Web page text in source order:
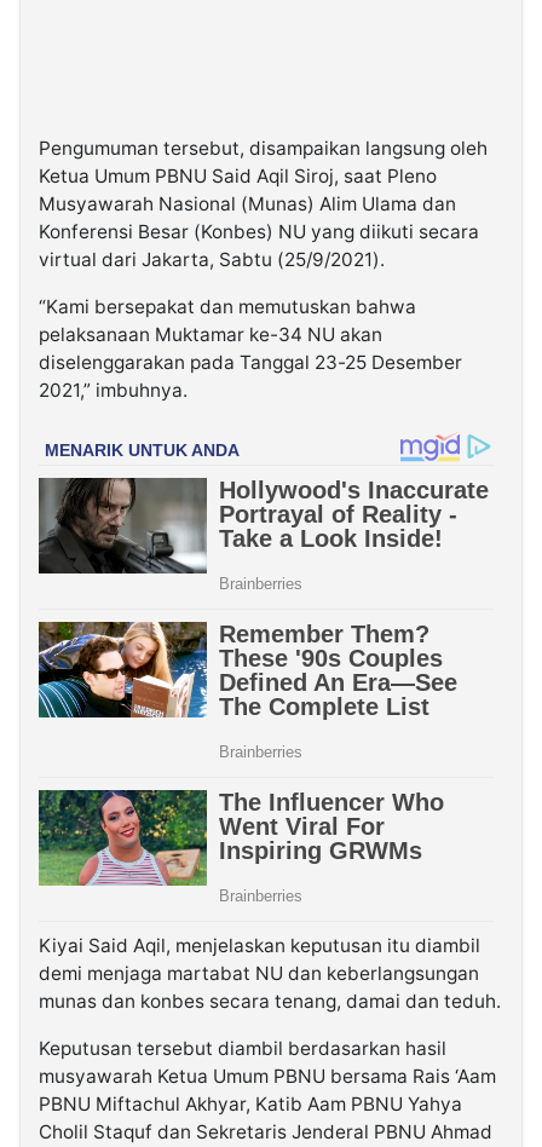
Pengumuman tersebut, disampaikan langsung oleh
Ketua Umum PBNU Said Aqil Siroj, saat Pleno
Musyawarah Nasional (Munas) Alim Ulama dan
Konferensi Besar (Konbes) NU yang diikuti secara
virtual dari Jakarta, Sabtu (25/9/2021).
“Kami bersepakat dan memutuskan bahwa
pelaksanaan Muktamar ke-34 NU akan
diselenggarakan pada Tanggal 23-25 Desember
2021,” imbuhnya.
Kiyai Said Aqil, menjelaskan keputusan itu diambil
demi menjaga martabat NU dan keberlangsungan
munas dan konbes secara tenang, damai dan teduh.
Keputusan tersebut diambil berdasarkan hasil
musyawarah Ketua Umum PBNU bersama Rais ‘Aam
PBNU Miftachul Akhyar, Katib Aam PBNU Yahya
Cholil Staquf dan Sekretaris Jenderal PBNU Ahmad